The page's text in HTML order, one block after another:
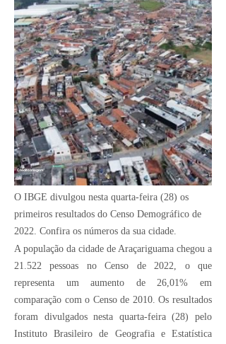
Crédito Imagem:
O IBGE divulgou nesta quarta-feira (28) os
primeiros resultados do Censo Demográfico de
2022. Confira os números da sua cidade.
A população da cidade de Araçariguama chegou a
21.522 pessoas no Censo de 2022, o que
representa um aumento de 26,01% em
comparação com o Censo de 2010. Os resultados
foram divulgados nesta quarta-feira (28) pelo
Instituto Brasileiro de Geografia e Estatística